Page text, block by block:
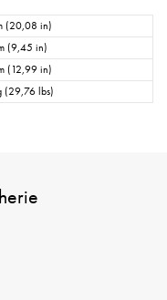
(20,08 in)
(9,45 in)
(12,99 in)
(29,76 lbs)